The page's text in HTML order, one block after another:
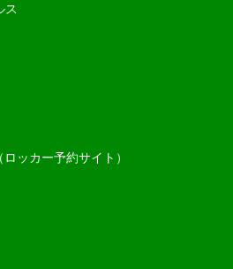
ス
ッカー予約サイト）